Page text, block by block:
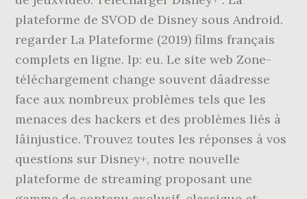
plateforme de SVOD de Disney sous Android.
regarder La Plateforme (2019) films français
complets en ligne. Ip: eu. Le site web Zone-
téléchargement change souvent dâadresse
face aux nombreux problèmes tels que les
menaces des hackers et des problèmes liés à
lâinjustice. Trouvez toutes les réponses à vos
questions sur Disney+, notre nouvelle
plateforme de streaming proposant une